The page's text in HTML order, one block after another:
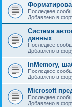
Последнее
Добавлено в
Система
данных
Последнее
Добавлено в
InMemory,
Последнее
Добавлено в
Microsoft
Последнее
Добавлено в